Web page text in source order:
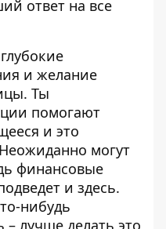
ответ на все
и желание
Ты
помогают
и это
могут
финансовые
и здесь.
нибудь
– лучше делать это